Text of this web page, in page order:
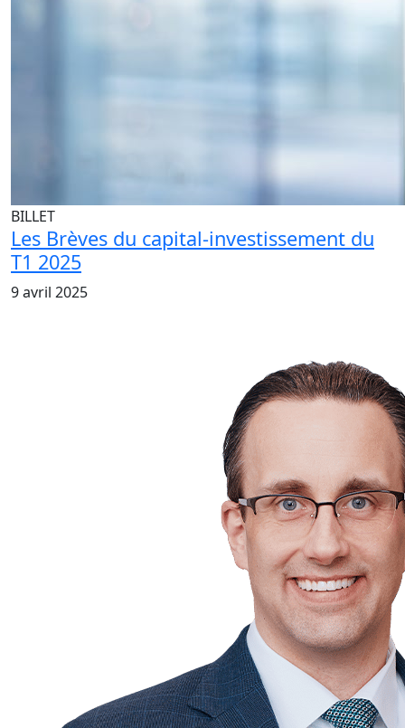
BILLET
Les Brèves du capital-investissement du
T1 2025
9 avril 2025